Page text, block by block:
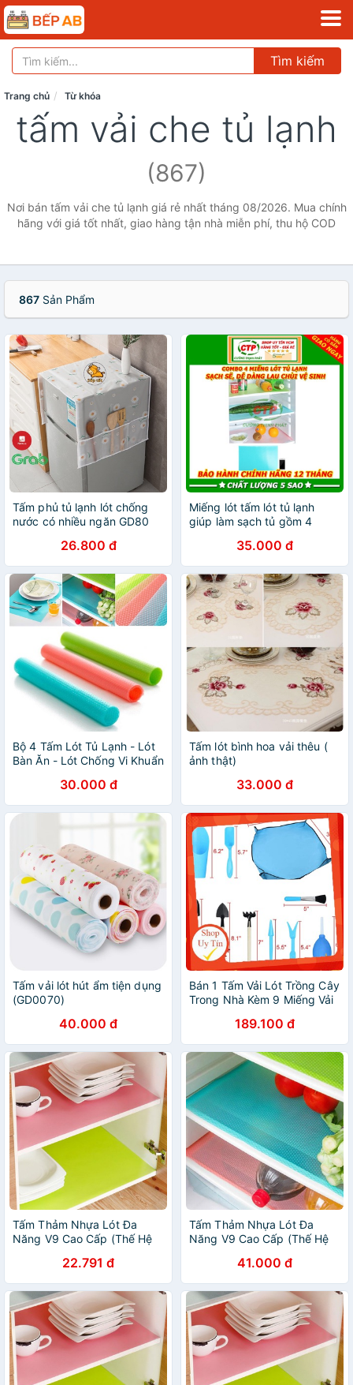
Tìm kiếm
Trang chủ Từ khóa
tấm vải che tủ lạnh
(867)
Nơi bán tấm vải che tủ lạnh giá rẻ nhất tháng 08/2026. Mua chính
hãng với giá tốt nhất, giao hàng tận nhà miễn phí, thu hộ COD
867 Sản Phẩm
Tấm phủ tủ lạnh lót chống
nước có nhiều ngăn GD80
26.800 đ
Miếng lót tấm lót tủ lạnh
giúp làm sạch tủ gồm 4
35.000 đ
Bộ 4 Tấm Lót Tủ Lạnh - Lót
Bàn Ăn - Lót Chống Vi Khuẩn
30.000 đ
Tấm lót bình hoa vải thêu (
ảnh thật)
33.000 đ
Tấm vải lót hút ẩm tiện dụng
(GD0070)
40.000 đ
Bán 1 Tấm Vải Lót Trồng Cây
Trong Nhà Kèm 9 Miếng Vải
189.100 đ
Tấm Thảm Nhựa Lót Đa
Năng V9 Cao Cấp (Thế Hệ
Tủ Bếp, Dễ Vệ Sinh, Chống
Nước
22.791 đ
Tấm Thảm Nhựa Lót Đa
Năng V9 Cao Cấp (Thế Hệ
Tủ Bếp, Dễ Vệ Sinh, Chống
Nước
41.000 đ